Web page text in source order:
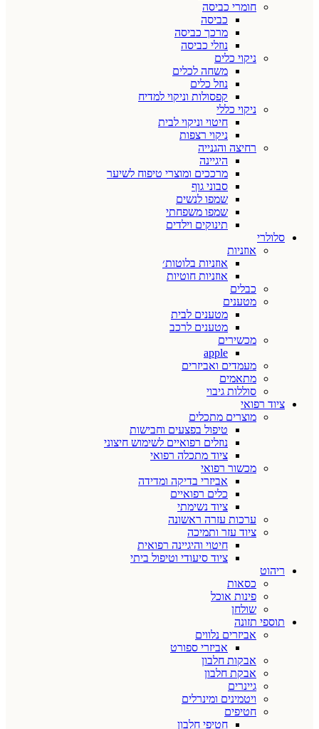
חומרי כביסה
כביסה
מרכך כביסה
נוזלי כביסה
ניקוי כלים
משחה לכלים
נוזל כלים
קפסולות וניקוי למדיח
ניקוי כללי
חיטוי וניקוי לבית
ניקוי רצפות
רחיצה והגנייה
היגיינה
מרככים ומוצרי טיפוח לשיער
סבוני גוף
שמפו לנשים
שמפו משפחתי
תינוקים וילדים
סלולרי
אוזניות
אוזניות בלוטות׳
אוזניות חוטיות
כבלים
מטענים
מטענים לבית
מטענים לרכב
מכשירים
apple
מעמדים ואביזרים
מתאמים
סוללות גיבוי
ציוד רפואי
מוצרים מתכלים
טיפול בפצעים וחבישות
נוזלים רפואיים לשימוש חיצוני
ציוד מתכלה רפואי
מכשור רפואי
אביזרי בדיקה ומדידה
כלים רפואיים
ציוד נשימתי
ערכות עזרה ראשונה
ציוד עזר ותמיכה
חיטוי והיגיינה רפואית
ציוד סיעודי וטיפול ביתי
ריהוט
כסאות
פינות אוכל
שולחן
תוספי תזונה
אביזרים נלווים
אביזרי ספורט
אבקות חלבון
אבקת חלבון
גיינרים
ויטמינים ומינרלים
חטיפים
חטיפי חלבון